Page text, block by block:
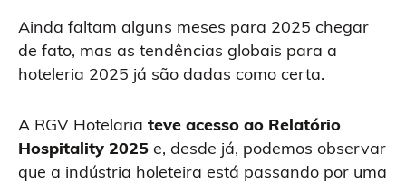
Ainda faltam alguns meses para 2025 chegar
de fato, mas as tendências globais para a
hoteleria 2025 já são dadas como certa.
A RGV Hotelaria teve acesso ao Relatório
Hospitality 2025 e, desde já, podemos observar
que a indústria holeteira está passando por uma